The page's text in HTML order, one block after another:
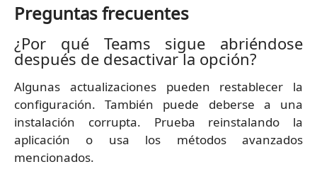
Preguntas frecuentes
¿Por qué Teams sigue abriéndose
después de desactivar la opción?
Algunas actualizaciones pueden restablecer la
configuración. También puede deberse a una
instalación corrupta. Prueba reinstalando la
aplicación o usa los métodos avanzados
mencionados.